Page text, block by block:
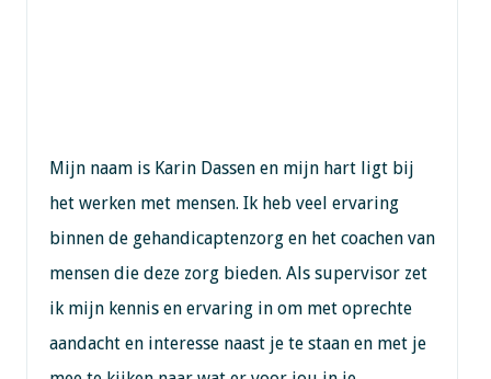
Mijn naam is Karin Dassen en mijn hart ligt bij
het werken met mensen. Ik heb veel ervaring
binnen de gehandicaptenzorg en het coachen van
mensen die deze zorg bieden. Als supervisor zet
ik mijn kennis en ervaring in om met oprechte
aandacht en interesse naast je te staan en met je